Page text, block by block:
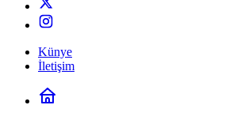
Künye
İletişim